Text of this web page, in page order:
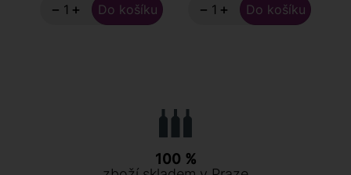
− + − +
100 %